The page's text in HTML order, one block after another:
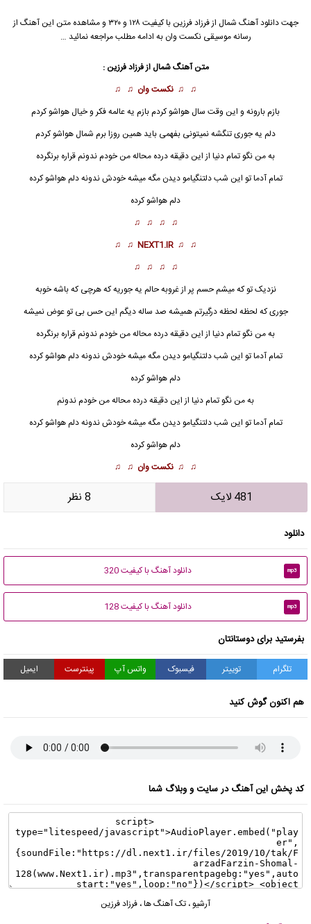
جهت دانلود آهنگ شمال از فرزاد فرزین با کیفیت ۱۲۸ و ۳۲۰ و مشاهده متن این آهنگ از
رسانه موسیقی نکست وان به ادامه مطلب مراجعه نمائید …
متن آهنگشمال از فرزاد فرزین :
♫ ♫ نکست وان ♫ ♫
بازم بارونه و این وقت سال هواشو کردم بازم یه عالمه فکر و خیال هواشو کردم
دلم یه جوری تنگشه نمیتونی بفهمی باید همین روزا برم شمال هواشو کردم
به من نگو تمام دنیا از این دقیقه درده محاله من خودم ندونم قراره برنگرده
تمام آدما تو این شب دلتنگیامو دیدن مگه میشه خودش ندونه دلم هواشو کرده
دلم هواشو کرده
♫ ♫ ♫ ♫
♫ ♫
NEXT1.IR
♫ ♫
♫ ♫ ♫ ♫
نزدیک تو که میشم حسم پر از غروبه حالم یه جوریه که هرچی که باشه خوبه
جوری که لحظه لحظه درگیرتم همیشه صد ساله دیگم این حس بی تو عوض نمیشه
به من نگو تمام دنیا از این دقیقه درده محاله من خودم ندونم قراره برنگرده
تمام آدما تو این شب دلتنگیامو دیدن مگه میشه خودش ندونه دلم هواشو کرده
دلم هواشو کرده
به من نگو تمام دنیا از این دقیقه درده محاله من خودم ندونم
تمام آدما تو این شب دلتنگیامو دیدن مگه میشه خودش ندونه دلم هواشو کرده
دلم هواشو کرده
♫ ♫ نکست وان ♫ ♫
481 لایک 8 نظر
دانلود
mp3 دانلود آهنگ با کیفیت 320
mp3 دانلود آهنگ با کیفیت 128
بفرستید برای دوستانتان
تلگرام توییتر فیسبوک واتس آپ پینترست ایمیل
هم اکنون گوش کنید
کد پخش این آهنگ در سایت و وبلاگ شما
آرشیو ، تک آهنگ ها، فرزاد فرزین